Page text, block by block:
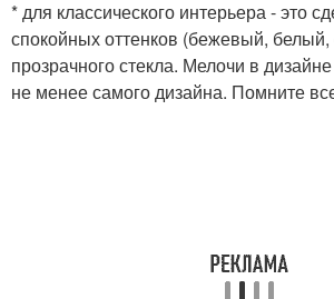
* для классического интерьера - это
спокойных оттенков (бежевый,
прозрачного стекла. Мелочи в
не менее самого дизайна. Помните